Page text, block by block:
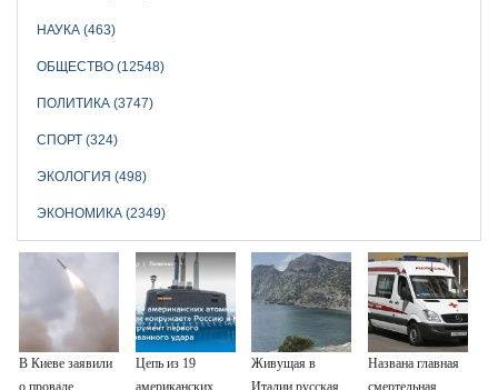
НАУКА (463)
ОБЩЕСТВО (12548)
ПОЛИТИКА (3747)
СПОРТ (324)
ЭКОЛОГИЯ (498)
ЭКОНОМИКА (2349)
В Киеве заявили
о провале
Цепь из 19
американских
Живущая в
Италии русская
Названа главная
смертельная